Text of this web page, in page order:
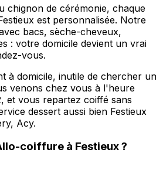
chignon de cérémonie, chaque
est personnalisée. Notre
bacs, sèche-cheveux,
: votre domicile devient un vrai
vous.
à domicile, inutile de chercher un
venons chez vous à l'heure
et vous repartez coiffé sans
dessert aussi bien Festieux
Acy.
coiffure à Festieux?